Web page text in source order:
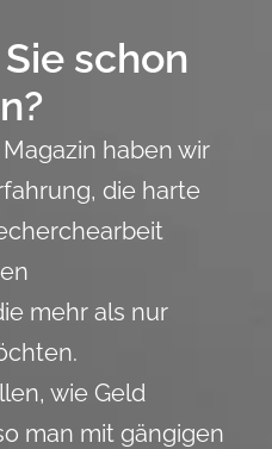
schon
haben wir
die harte
mehr als nur
wie Geld
man mit gängigen